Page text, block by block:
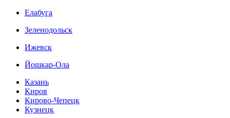
Елабуга
Зеленодольск
Ижевск
Йошкар-Ола
Казань
Киров
Кирово-Чепецк
Кузнецк